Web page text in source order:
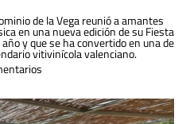
de la Vega reunió a amantes
en una nueva edición de su Fiesta
y que se ha convertido en una de
vitivinícola valenciano.